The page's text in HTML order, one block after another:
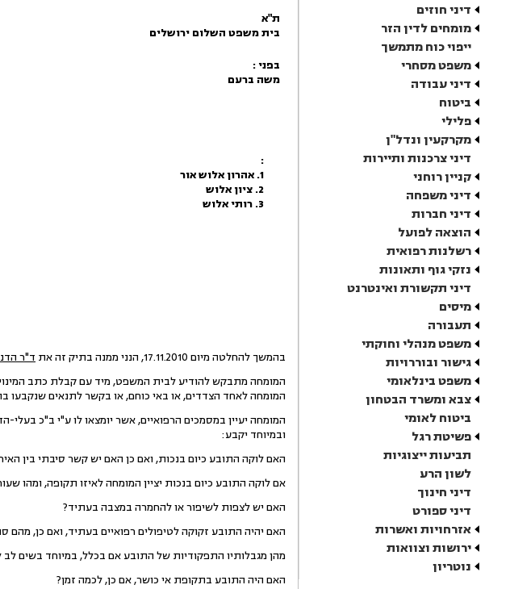
דיני חוזים
מומחים לדין הזר
ייפוי כוח מתמשך
משפט מסחרי
דיני עבודה
ביטוח
פלילי
מקרקעין ונדל"ן
דיני צרכנות ותיירות
קניין רוחני
דיני משפחה
דיני חברות
הוצאה לפועל
רשלנות רפואית
נזקי גוף ותאונות
דיני תקשורת ואינטרנט
מיסים
תעבורה
משפט מנהלי וחוקתי
גישור ובוררויות
משפט בינלאומי
צבא ומשרד הבטחון
ביטוח לאומי
פשיטת רגל
תביעות ייצוגיות
לשון הרע
דיני חינוך
דיני ספורט
אזרחויות ואשרות
ירושות וצוואות
נוטריון
ת"א
בית משפט השלום ירושלים
בפני :
משה ברעם
:
1. אהרון אלוש אור
2. ציון אלוש
3. רותי אלוש
בהמשך להחלטה מיום 17.11.2010, הנני ממנה בתיק זה את ד"ר
המומחה מתבקש להודיע לבית המשפט, מיד עם קבלת כתב המינוי,
המומחה לאחד הצדדים, או באי כוחם, או בקשר לתנאים שנקבעו
המומחה יעיין במסמכים הרפואיים, אשר יומצאו לו ע"י ב"כ בעלי-
ובמיוחד יקבע:
האם לוקה התובע כיום בנכות, ואם כן האם יש קשר סיבתי בין
אם לוקה התובע כיום בנכות יציין המומחה לאיזו תקופה, ומהו
האם יש לצפות לשיפור או להחמרה במצבה בעתיד?
האם יהיה התובע זקוקה לטיפולים רפואיים בעתיד, ואם כן, מהם
מהן מגבלותיו התפקודיות של התובע אם בכלל, במיוחד בשים לב
האם היה התובע בתקופת אי כושר, אם כן, לכמה זמן?